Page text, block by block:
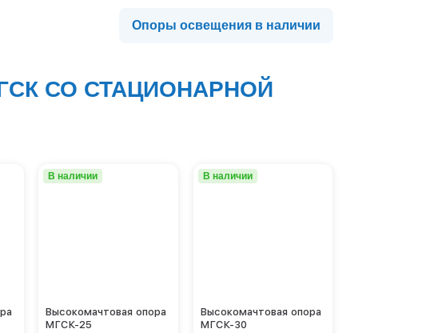
Опоры освещения в наличии
СО СТАЦИОНАРНОЙ
В наличии
Высокомачтовая опора
МГСК-25
В наличии
Высокомачтовая опора
МГСК-30